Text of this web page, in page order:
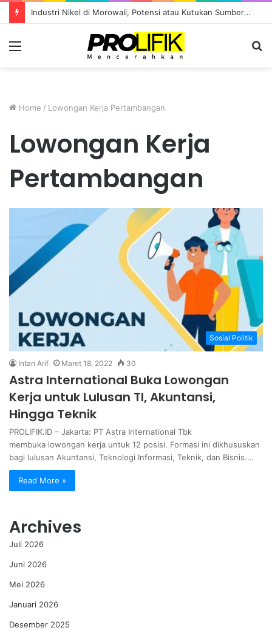
Industri Nikel di Morowali, Potensi atau Kutukan Sumber Daya?
Home / Lowongan Kerja Pertambangan
Lowongan Kerja
Pertambangan
Sosial Politik
Intan Arif Maret 18, 2022 30
Astra International Buka Lowongan
Kerja untuk Lulusan TI, Akuntansi,
Hingga Teknik
PROLIFIK.ID – Jakarta: PT Astra International Tbk
membuka lowongan kerja untuk 12 posisi. Formasi ini dikhususkan
bagi lulusan Akuntansi, Teknologi Informasi, Teknik, dan Bisnis.…
Read More »
Archives
Juli 2026
Juni 2026
Mei 2026
Januari 2026
Desember 2025